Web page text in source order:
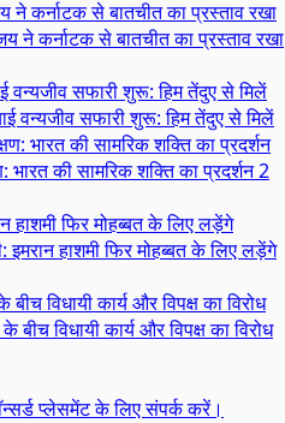
ने कर्नाटक से बातचीत का प्रस्ताव रखा
वन्यजीव सफारी शुरू: हिम तेंदुए से मिलें
की सामरिक शक्ति का प्रदर्शन2
इमरान हाशमी फिर मोहब्बत के लिए लड़ेंगे
विधायी कार्य और विपक्ष का विरोध
प्लेसमेंट के लिए संपर्क करें।